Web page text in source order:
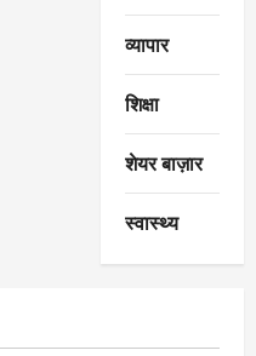
व्यापार
शिक्षा
शेयर बाज़ार
स्वास्थ्य